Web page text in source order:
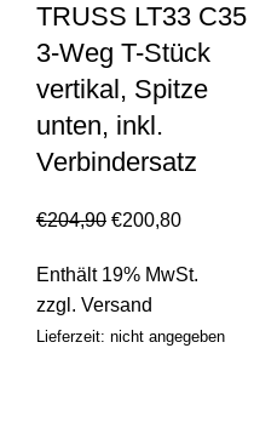
TRUSS LT33 C35
3-Weg T-Stück
vertikal, Spitze
unten, inkl.
Verbindersatz
€204,90 €200,80
Enthält 19% MwSt.
zzgl. Versand
Lieferzeit: nicht angegeben